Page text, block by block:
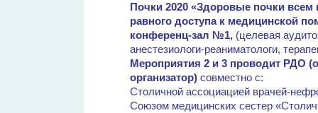
Почки 2020 «Здоровые почки
равного доступа к медицинской
конференц-зал №1,(целевая
анестезиологи-реаниматологи,
Мероприятия 2 и 3 проводит РДО
организатор)совместно с:
Столичной ассоциацией врачей-
Союзом медицинских сестер